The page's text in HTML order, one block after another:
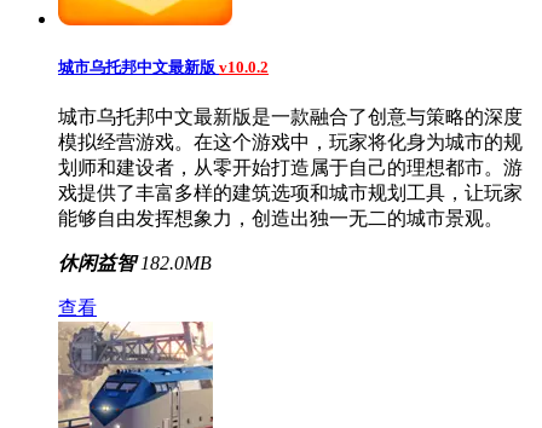
城市乌托邦中文最新版 v10.0.2
城市乌托邦中文最新版是一款融合了创意与策略的深度
模拟经营游戏。在这个游戏中，玩家将化身为城市的规
划师和建设者，从零开始打造属于自己的理想都市。游
戏提供了丰富多样的建筑选项和城市规划工具，让玩家
能够自由发挥想象力，创造出独一无二的城市景观。
休闲益智 182.0MB
查看